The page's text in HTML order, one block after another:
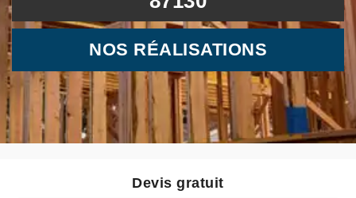
NOS RÉALISATIONS
Devis gratuit